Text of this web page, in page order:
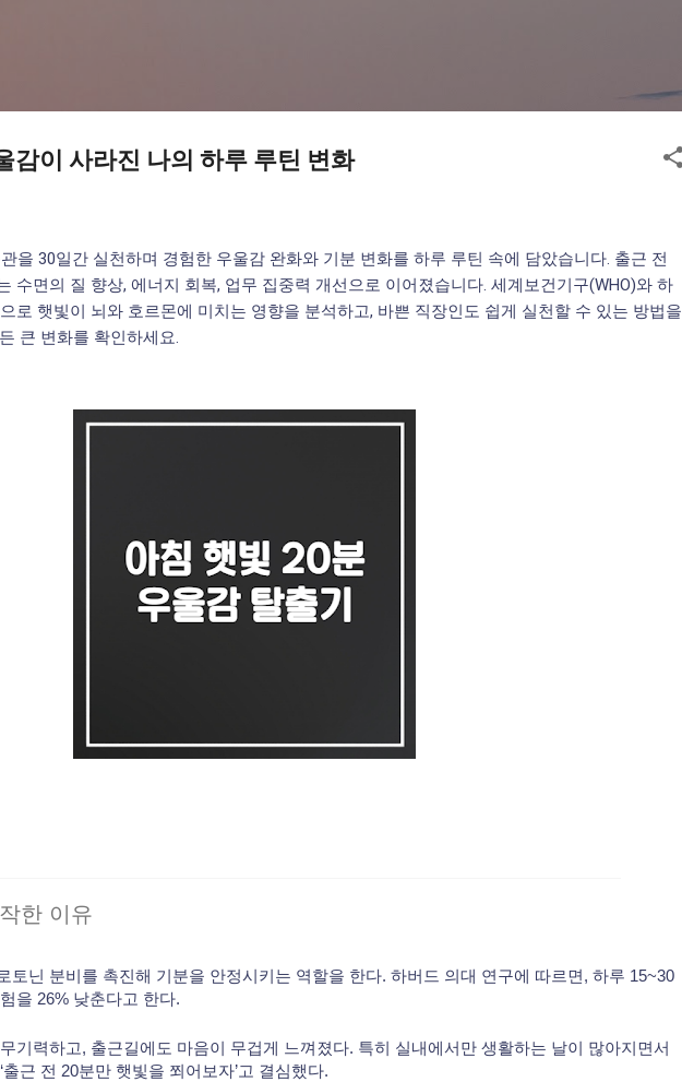
감이 사라진 나의 하루 루틴 변화
을 30일간 실천하며 경험한 우울감 완화와 기분 변화를 하루 루틴 속에 담았습니다. 출근 전
수면의 질 향상, 에너지 회복, 업무 집중력 개선으로 이어졌습니다. 세계보건기구(WHO)와 하
로 햇빛이 뇌와 호르몬에 미치는 영향을 분석하고, 바쁜 직장인도 쉽게 실천할 수 있는 방법을
큰 변화를 확인하세요.
한 이유
토닌 분비를 촉진해 기분을 안정시키는 역할을 한다. 하버드 의대 연구에 따르면, 하루 15~30
을 26% 낮춘다고 한다.
기력하고, 출근길에도 마음이 무겁게 느껴졌다. 특히 실내에서만 생활하는 날이 많아지면서
근 전 20분만 햇빛을 쬐어보자’고 결심했다.